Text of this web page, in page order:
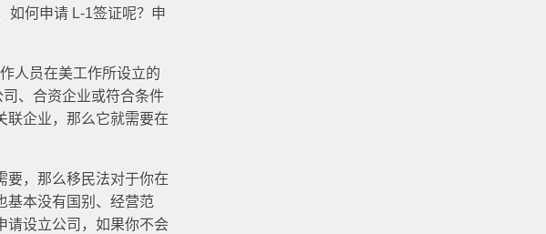
如何申请 L-1签证呢？申
人员在美工作所设立的
、合资企业或符合条件
联企业，那么它就需要在
要，那么移民法对于你在
基本没有国别、经营范
请设立公司，如果你不会